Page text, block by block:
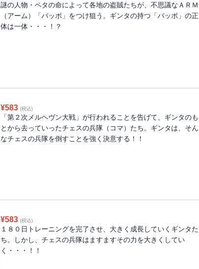
謎の人物・ペタの命によって各地の盗賊たちが、不思議なＡＲＭ
（アーム）「バッボ」をつけ狙う。ギンタの持つ「バッボ」の正
体は一体・・・！？
¥583 (税込)
「第２次メルヘヴン大戦」が行われることを告げて、ギンタのも
とから去っていったチェスの兵隊（コマ）たち。ギンタは、そん
なチェスの兵隊を倒すことを強く決意する！！
¥583 (税込)
１８０日トレーニングを完了させ、大きく成長していくギンタた
ち。しかし、チェスの兵隊はますますその力を大きくしてい
く・・・！！